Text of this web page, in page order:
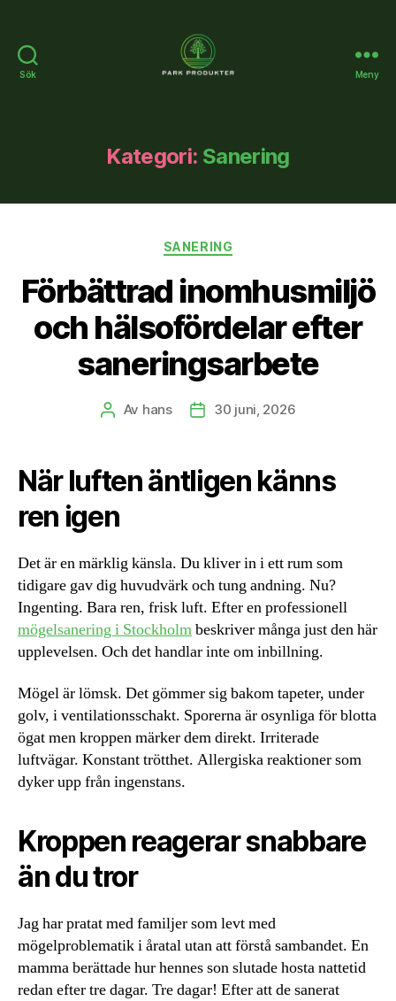
Sök Meny
Kategori: Sanering
Kategorier
SANERING
Förbättrad inomhusmiljö
och hälsofördelar efter
saneringsarbete
Inläggsförfattare
Av hans Inläggsdatum
30 juni, 2026
När luften äntligen känns
ren igen
Det är en märklig känsla. Du kliver in i ett rum som
tidigare gav dig huvudvärk och tung andning. Nu?
Ingenting. Bara ren, frisk luft. Efter en professionell
mögelsanering i Stockholmbeskriver många just den här
upplevelsen. Och det handlar inte om inbillning.
Mögel är lömsk. Det gömmer sig bakom tapeter, under
golv, i ventilationsschakt. Sporerna är osynliga för blotta
ögat men kroppen märker dem direkt. Irriterade
luftvägar. Konstant trötthet. Allergiska reaktioner som
dyker upp från ingenstans.
Kroppen reagerar snabbare
än du tror
Jag har pratat med familjer som levt med
mögelproblematik i åratal utan att förstå sambandet. En
mamma berättade hur hennes son slutade hosta nattetid
redan efter tre dagar. Tre dagar! Efter att de sanerat